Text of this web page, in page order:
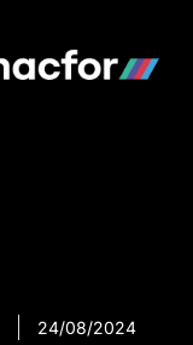
24/08/2024